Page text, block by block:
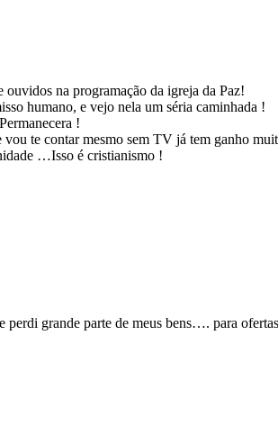
na programação da igreja da Paz!
humano, e vejo nela um séria caminhada !
!
te contar mesmo sem TV já tem ganho
…Isso é cristianismo !
perdi grande parte de meus bens…. para